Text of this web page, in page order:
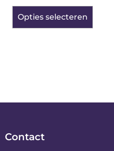
Opties selecteren
Contact